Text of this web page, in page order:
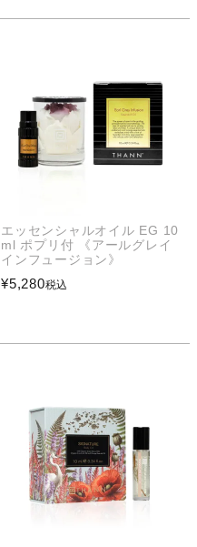
エッセンシャルオイル EG 10
ml ポプリ付 《アールグレイ
インフュージョン》
¥5,280税込